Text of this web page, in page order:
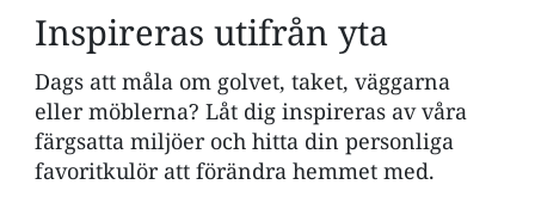
Inspireras utifrån yta
Dags att måla om golvet, taket, väggarna
eller möblerna? Låt dig inspireras av våra
färgsatta miljöer och hitta din personliga
favoritkulör att förändra hemmet med.